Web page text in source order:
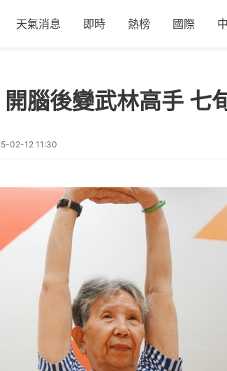
天氣消息 即時 熱榜 國際
開腦後變武林高手
02-12 11:30